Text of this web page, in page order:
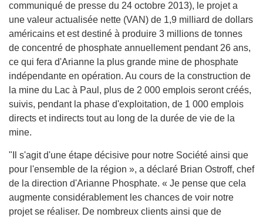
communiqué de presse du 24 octobre 2013), le projet a
une valeur actualisée nette (VAN) de 1,9 milliard de dollars
américains et est destiné à produire 3 millions de tonnes
de concentré de phosphate annuellement pendant 26 ans,
ce qui fera d'Arianne la plus grande mine de phosphate
indépendante en opération. Au cours de la construction de
la mine du Lac à Paul, plus de 2 000 emplois seront créés,
suivis, pendant la phase d'exploitation, de 1 000 emplois
directs et indirects tout au long de la durée de vie de la
mine.
"Il s'agit d'une étape décisive pour notre Société ainsi que
pour l'ensemble de la région », a déclaré Brian Ostroff, chef
de la direction d'Arianne Phosphate. « Je pense que cela
augmente considérablement les chances de voir notre
projet se réaliser. De nombreux clients ainsi que de